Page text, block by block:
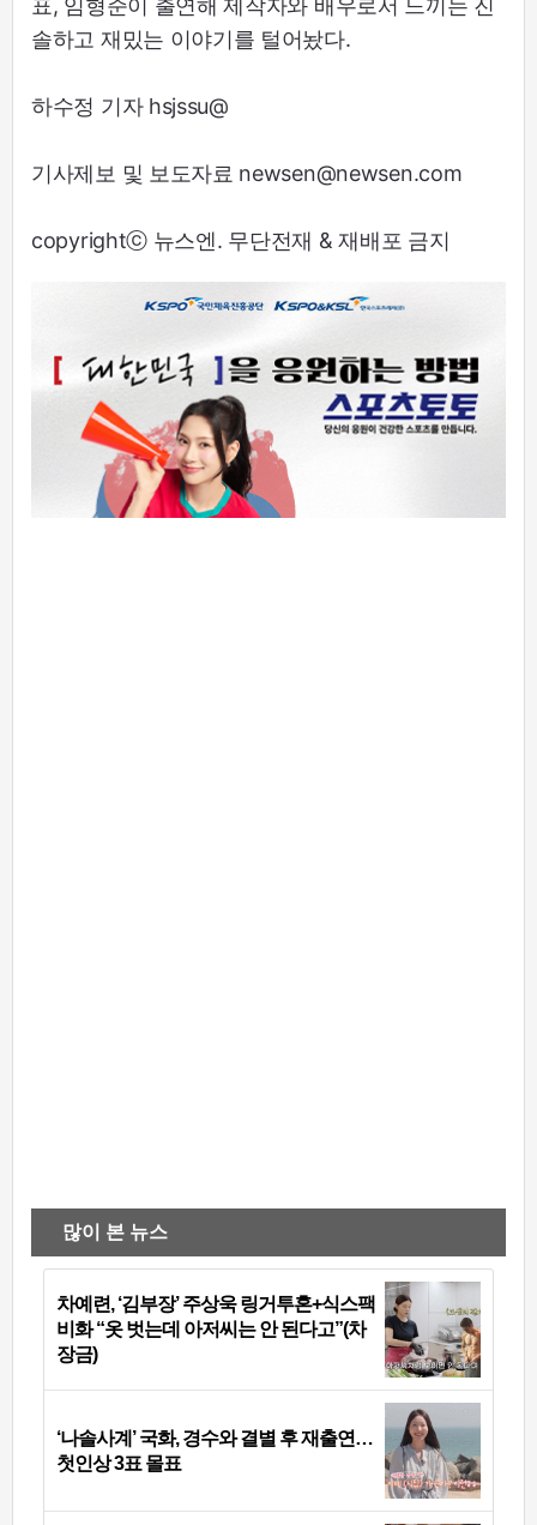
솔하고 재밌는 이야기를 털어놨다.
하수정 기자 hsjssu@
기사제보 및 보도자료 newsen@newsen.com
copyrightⓒ 뉴스엔. 무단전재 & 재배포 금지
많이 본 뉴스
차예련, ‘김부장’ 주상욱 링거투혼+식스팩
비화 “옷 벗는데 아저씨는 안 된다고”(차
장금)
‘나솔사계’ 국화, 경수와 결별 후 재출연…
첫인상 3표 몰표